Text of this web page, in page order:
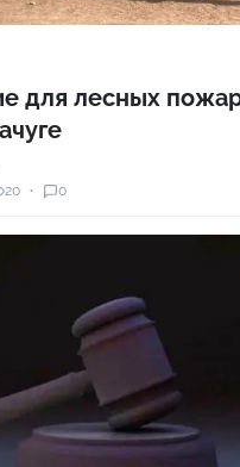
для лесных
20 0